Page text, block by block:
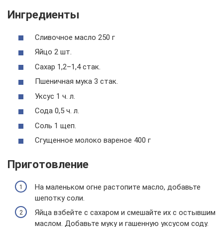
Ингредиенты
Сливочное масло 250 г
Яйцо 2 шт.
Сахар 1,2–1,4 стак.
Пшеничная мука 3 стак.
Уксус 1 ч. л.
Сода 0,5 ч. л.
Соль 1 щеп.
Сгущенное молоко вареное 400 г
Приготовление
На маленьком огне растопите масло, добавьте
шепотку соли.
Яйца взбейте с сахаром и смешайте их с остывшим
маслом. Добавьте муку и гашенную уксусом соду.